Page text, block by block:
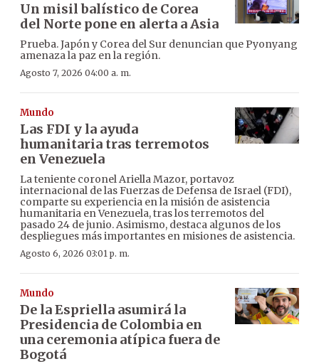
Un misil balístico de Corea
del Norte pone en alerta a Asia
Prueba. Japón y Corea del Sur denuncian que Pyonyang
amenaza la paz en la región.
Agosto 7, 2026 04:00 a. m.
Mundo
Las FDI y la ayuda
humanitaria tras terremotos
en Venezuela
La teniente coronel Ariella Mazor, portavoz
internacional de las Fuerzas de Defensa de Israel (FDI),
comparte su experiencia en la misión de asistencia
humanitaria en Venezuela, tras los terremotos del
pasado 24 de junio. Asimismo, destaca algunos de los
despliegues más importantes en misiones de asistencia.
Agosto 6, 2026 03:01 p. m.
Mundo
De la Espriella asumirá la
Presidencia de Colombia en
una ceremonia atípica fuera de
Bogotá